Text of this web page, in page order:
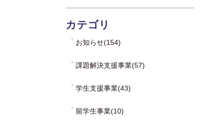
カテゴリ
お知らせ(154)
課題解決支援事業(57)
学生支援事業(43)
留学生事業(10)